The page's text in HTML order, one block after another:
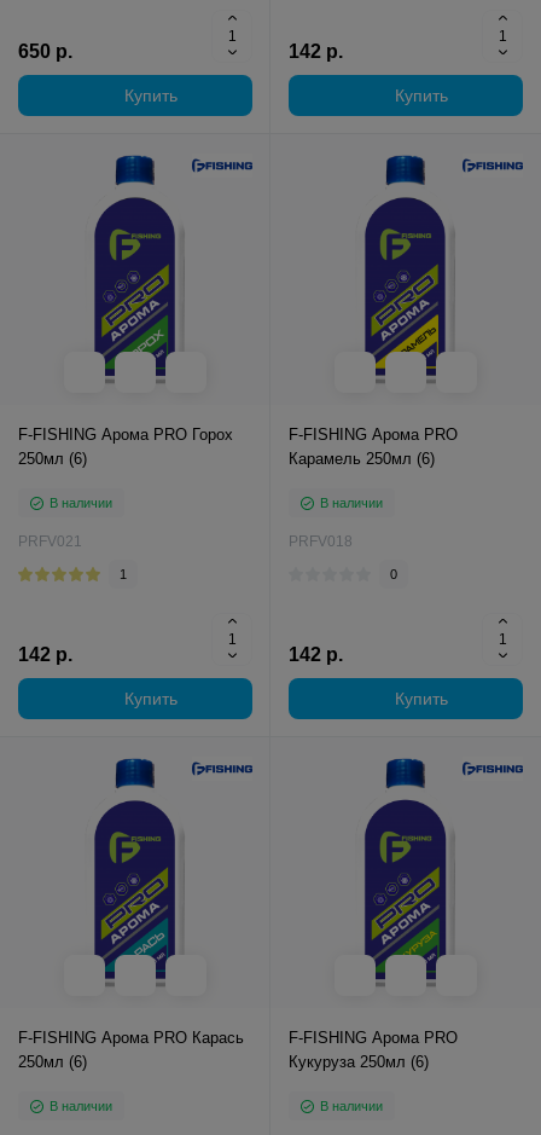
650 р.
Купить
142 р.
Купить
F-FISHING Арома PRO Горох
250мл (6)
В наличии
PRFV021
1
142 р.
Купить
F-FISHING Арома PRO
Карамель 250мл (6)
В наличии
PRFV018
0
142 р.
Купить
F-FISHING Арома PRO Карась
250мл (6)
В наличии
F-FISHING Арома PRO
Кукуруза 250мл (6)
В наличии